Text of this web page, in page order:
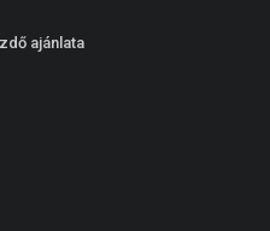
ajánlata